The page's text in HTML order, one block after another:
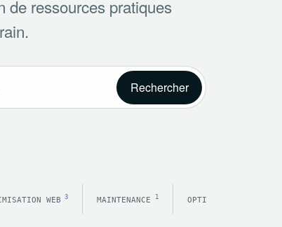
de ressources pratiques
WEB 3 MAINTENANCE 1 OPTIMISATION E-